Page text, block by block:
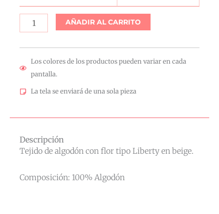
AÑADIR AL CARRITO
Los colores de los productos pueden variar en cada
pantalla.
La tela se enviará de una sola pieza
Descripción
Tejido de algodón con flor tipo Liberty en beige.
Composición: 100% Algodón